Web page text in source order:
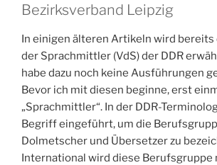
Bezirksverband Leipzig
In einigen älteren Artikeln wird
der Sprachmittler (VdS) der DDR
habe dazu noch keine Ausführungen
Bevor ich mit diesen beginne, erst
„Sprachmittler“. In der DDR-
Begriff eingeführt, um die
Dolmetscher und Übersetzer zu
International wird diese Berufsgruppe